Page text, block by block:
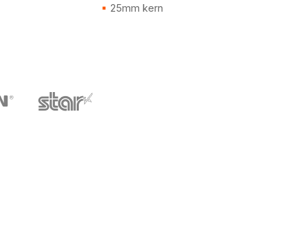
25mm kern